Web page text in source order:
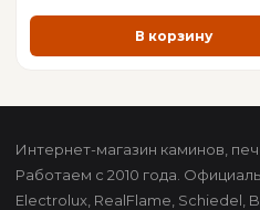
В корзину
Интернет-магазин каминов,
Работаем с 2010 года.
Electrolux, RealFlame, Schiedel,